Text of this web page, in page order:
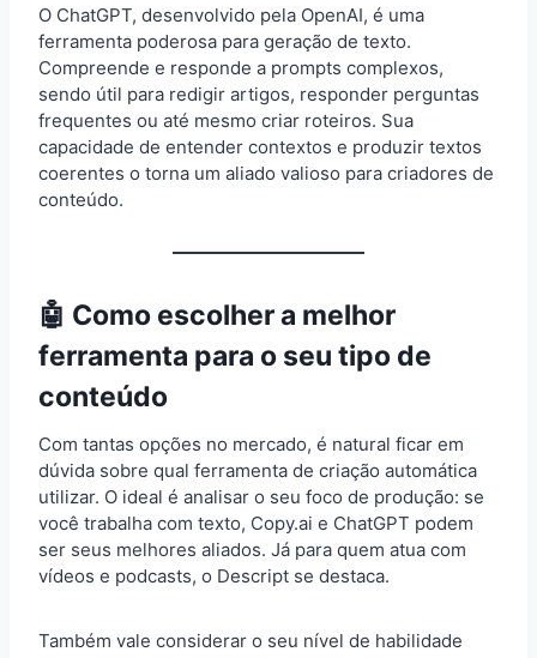
O ChatGPT, desenvolvido pela OpenAI, é uma
ferramenta poderosa para geração de texto.
Compreende e responde a prompts complexos,
sendo útil para redigir artigos, responder perguntas
frequentes ou até mesmo criar roteiros. Sua
capacidade de entender contextos e produzir textos
coerentes o torna um aliado valioso para criadores de
conteúdo.
🤖 Como escolher a melhor
ferramenta para o seu tipo de
conteúdo
Com tantas opções no mercado, é natural ficar em
dúvida sobre qual ferramenta de criação automática
utilizar. O ideal é analisar o seu foco de produção: se
você trabalha com texto, Copy.ai e ChatGPT podem
ser seus melhores aliados. Já para quem atua com
vídeos e podcasts, o Descript se destaca.
Também vale considerar o seu nível de habilidade